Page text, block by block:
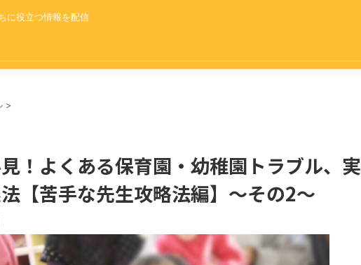
に役立つ情報を配信
>
！よくある保育園・幼稚園トラブル、実
【苦手な先生攻略法編】～その2～